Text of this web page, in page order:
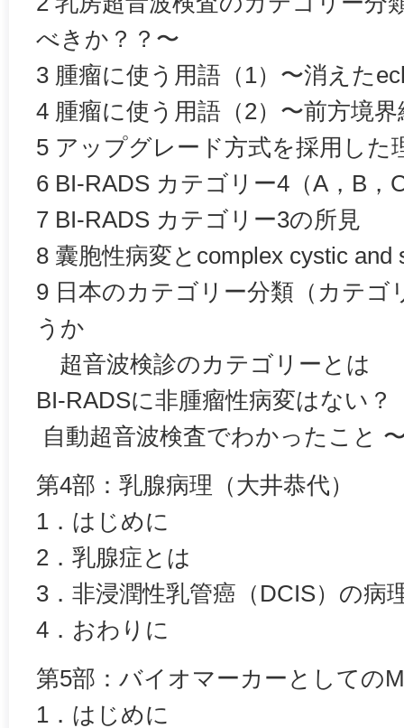
べきか？？〜
3 腫瘤に使う用語（1）〜消えた
4 腫瘤に使う用語（2）〜前方境
5 アップグレード方式を採用した
6 BI-RADS カテゴリー4（A，B，
7 BI-RADS カテゴリー3の所見
8 囊胞性病変とcomplex cystic and
9 日本のカテゴリー分類（カテゴ
うか
超音波検診のカテゴリーとは
BI-RADSに非腫瘤性病変はない？
自動超音波検査でわかったこと
第4部：乳腺病理（大井恭代）
1．はじめに
2．乳腺症とは
3．非浸潤性乳管癌（DCIS）の病
4．おわりに
第5部：バイオマーカーとしての
1．はじめに